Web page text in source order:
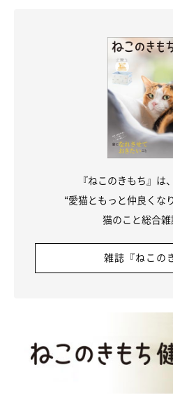
フードは給与量を守って、与え過
切です。また、運動不足も肥満の
で愛猫と遊んで運動量を増やしまし
3. 人の食べ物はむやみに与え
『ねこのきもち』は
“愛猫ともっと仲良くな
猫のこと総合雑
雑誌『ねこの